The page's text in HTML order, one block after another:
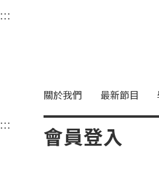
衛武營國家藝
中央內容區塊，為本頁主要內容區。
:::
關於我們 最新節目
::: 中央內容區塊，為本頁主要
會員登入